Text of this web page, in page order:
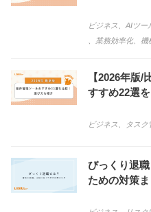
ビジネス AIツー
業務効率化、 機
【2026年版
すすめ22選
ビジネス タスク
びっくり退
ための対策